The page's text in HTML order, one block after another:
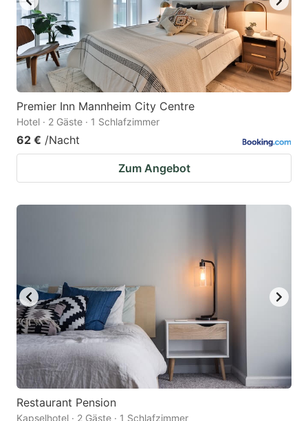
Premier Inn Mannheim City Centre
Hotel · 2 Gäste · 1 Schlafzimmer
62 € /Nacht
Zum Angebot
Restaurant Pension
Kapselhotel · 2 Gäste · 1 Schlafzimmer